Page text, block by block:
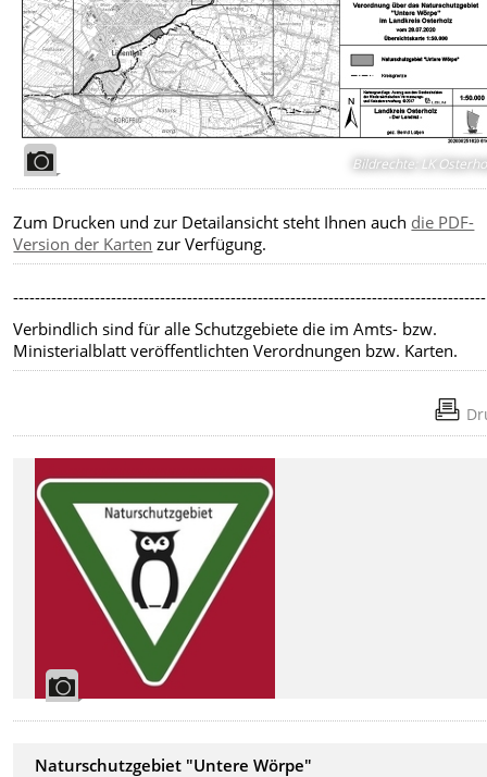
Bildrechte: LK
Zum Drucken und zur Detailansicht steht Ihnen auch die PDF-
Version der Karten zur Verfügung.
---------------------------------------------------------------------------------------
Verbindlich sind für alle Schutzgebiete die im Amts- bzw.
Ministerialblatt veröffentlichten Verordnungen bzw. Karten.
Naturschutzgebiet "Untere Wörpe"